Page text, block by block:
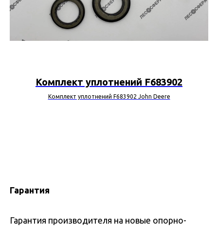
Комплект уплотнений F683902
Комплект уплотнений F683902 John Deere
Гарантия
Гарантия производителя на новые опорно-